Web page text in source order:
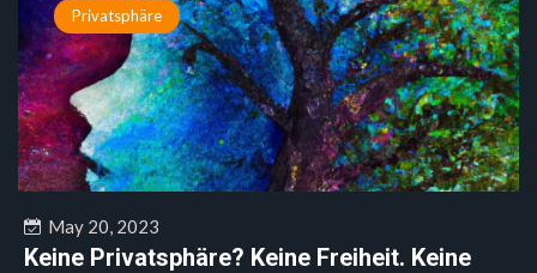
Privatsphäre
May 20, 2023
Keine Privatsphäre? Keine Freiheit. Keine